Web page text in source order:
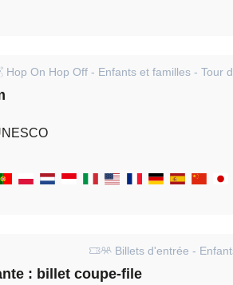
Hop On Hop Off - Enfants et familles - Tour
Billets d'entrée -
: billet coupe-file